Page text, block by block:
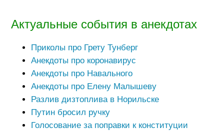
Актуальные события в анекдотах
Приколы про Грету Тунберг
Анекдоты про коронавирус
Анекдоты про Навального
Анекдоты про Елену Малышеву
Разлив дизтоплива в Норильске
Путин бросил ручку
Голосование за поправки к конституции